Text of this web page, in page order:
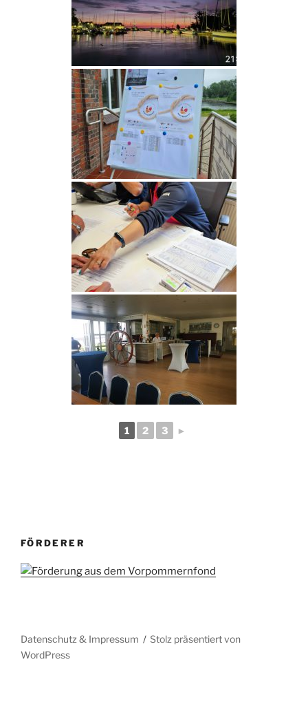
1 2 3 ►
FÖRDERER
Datenschutz & Impressum
Stolz präsentiert von
WordPress